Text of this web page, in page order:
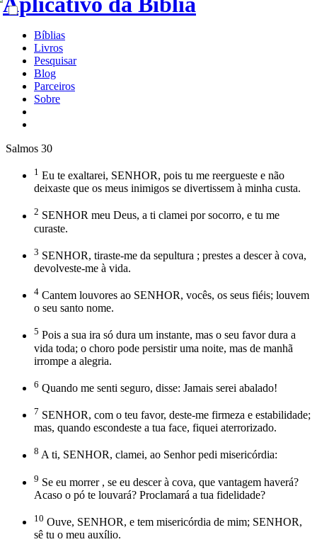
Bíblias
Livros
Pesquisar
Blog
Parceiros
Sobre
Salmos 30
1 Eu te exaltarei, SENHOR, pois tu me reergueste e não
deixaste que os meus inimigos se divertissem à minha custa.
2 SENHOR meu Deus, a ti clamei por socorro, e tu me
curaste.
3 SENHOR, tiraste-me da sepultura ; prestes a descer à cova,
devolveste-me à vida.
4 Cantem louvores ao SENHOR, vocês, os seus fiéis; louvem
o seu santo nome.
5 Pois a sua ira só dura um instante, mas o seu favor dura a
vida toda; o choro pode persistir uma noite, mas de manhã
irrompe a alegria.
6 Quando me senti seguro, disse: Jamais serei abalado!
7 SENHOR, com o teu favor, deste-me firmeza e estabilidade;
mas, quando escondeste a tua face, fiquei aterrorizado.
8 A ti, SENHOR, clamei, ao Senhor pedi misericórdia:
9 Se eu morrer , se eu descer à cova, que vantagem haverá?
Acaso o pó te louvará? Proclamará a tua fidelidade?
10 Ouve, SENHOR, e tem misericórdia de mim; SENHOR,
sê tu o meu auxílio.